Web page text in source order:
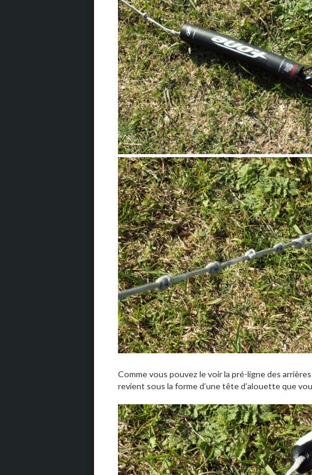
Comme vous pouvez le voir la pré-ligne des
revient sous la forme d’une tête d’alouette que